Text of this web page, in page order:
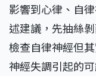
影響到心律、自
述建議，先抽絲
檢查自律神經但
神經失調引起的